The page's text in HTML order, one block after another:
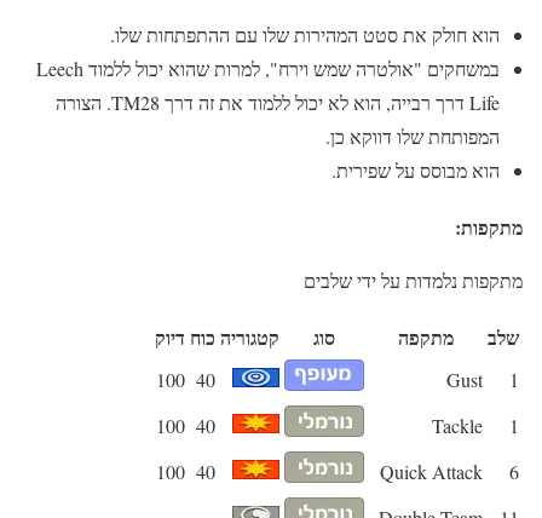
הוא חולק את סטט המהירות שלו עם ההתפתחות שלו.
במשחקים "אולטרה שמש וירח", למרות שהוא יכול ללמוד Leech
Life דרך רבייה, הוא לא יכול ללמוד את זה דרך TM28. הצורה
המפותחת שלו דווקא כן.
הוא מבוסס על שפירית.
מתקפות:
מתקפות נלמדות על ידי שלבים
שלב מתקפה סוג קטגוריה כוח דיוק
1
Gust
40
100
1
Tackle
40
100
6
Quick Attack
40
100